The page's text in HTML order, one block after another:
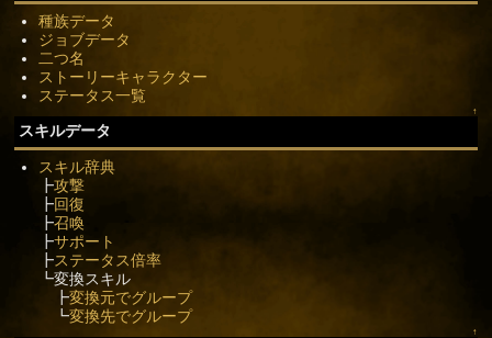
種族データ
ジョブデータ
二つ名
ストーリーキャラクター
ステータス一覧
↑
スキルデータ
スキル辞典
┣攻撃
┣回復
┣召喚
┣サポート
┣ステータス倍率
┗変換スキル
┣変換元でグループ
┗変換先でグループ
↑